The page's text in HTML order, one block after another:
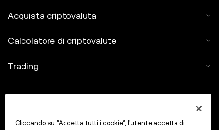
Acquista criptovaluta
Calcolatore di criptovalute
Trading
Cliccando su “Accetta tutti i cookie”, l'utente accetta di